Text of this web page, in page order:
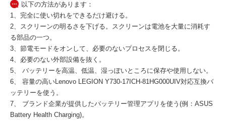
以下の方法があります：
1、完全に使い切れをできるだけ避ける。
2、スクリーンの明るさを下げる。スクリーンは電池を大量に消耗す
る部品の一つ。
3、節電モードをオンして、必要のないプロセスを閉じる。
4、必要のない外部設備を抜く。
5、 バッテリーを高温、低温、湿っぽいところに保存や使用しない。
6、 容量の高いLenovo LEGION Y730-17ICH-81HG000UIV対応互換バ
ッテリーを使う。
7、 ブランド企業が提供したバッテリー管理アプリを使う(例：ASUS
Battery Health Charging)。